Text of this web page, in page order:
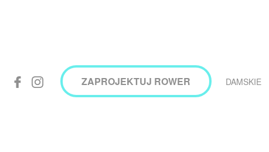
ZAPROJEKTUJ ROWER DAMSKIE